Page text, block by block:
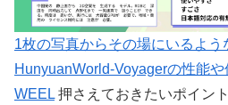
1枚の写真からその場にいるよう
HunyuanWorld-Voyagerの性能や
WEEL 押さえておきたいポイン